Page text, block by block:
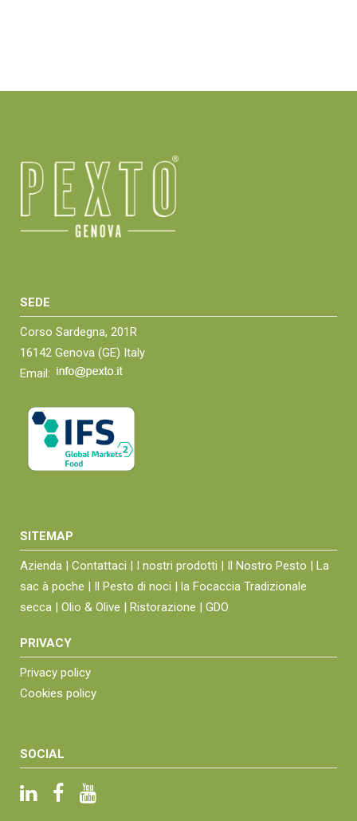
SEDE
Corso Sardegna, 201R
16142 Genova (GE) Italy
Email:
SITEMAP
Azienda | Contattaci | I nostri prodotti | Il Nostro Pesto | La
sac à poche | Il Pesto di noci | la Focaccia Tradizionale
secca | Olio & Olive | Ristorazione | GDO
PRIVACY
Privacy policy
Cookies policy
SOCIAL